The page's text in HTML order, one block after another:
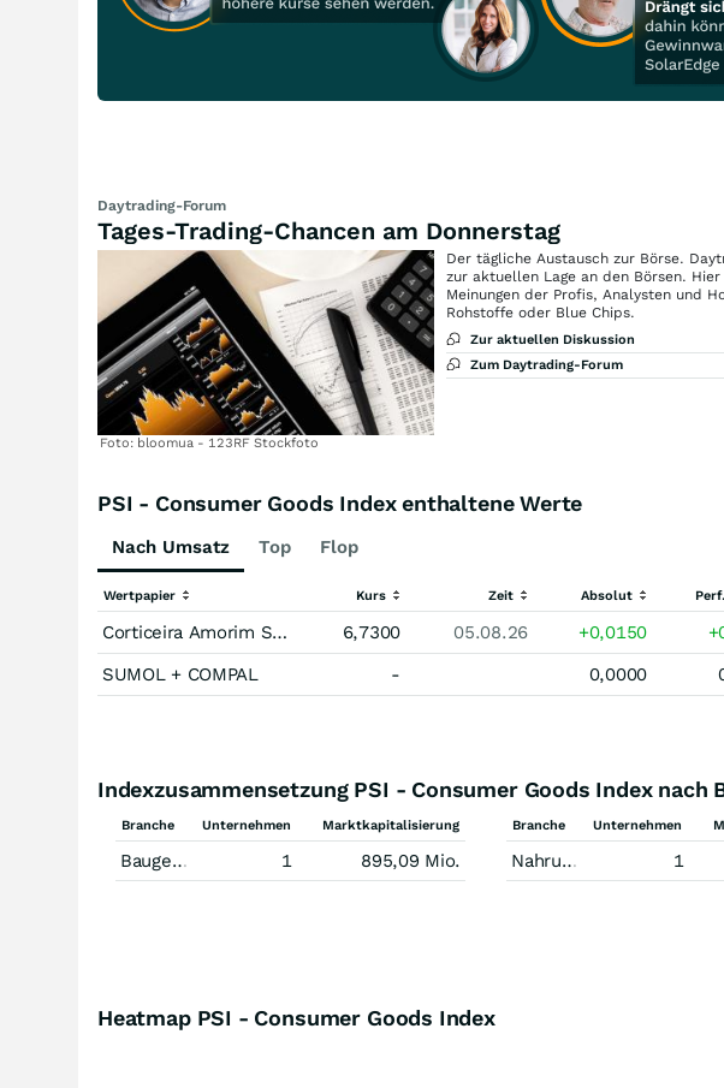
Daytrading-Forum
Tages-Trading-Chancen am Donnerstag
Foto: bloomua - 123RF Stockfoto
Der tägliche Austausch zur Börse.
zur aktuellen Lage an den Börsen.
Meinungen der Profis, Analysten und
Rohstoffe oder Blue Chips.
Zur aktuellen Diskussion
Zum Daytrading-Forum
PSI - Consumer Goods Index enthaltene Werte
Nach Umsatz Top Flop
Wertpapier Kurs Zeit Absolut
Corticeira Amorim SGPS 6,7300 05.08.26 +0,0150
SUMOL + COMPAL - 0,0000
Indexzusammensetzung PSI - Consumer Goods Index nach
Branche Unternehmen Marktkapitalisierung
Baugewerbe 1 895,09 Mio.
Branche Unternehmen
Nahrungsmittel 1
Heatmap PSI - Consumer Goods Index